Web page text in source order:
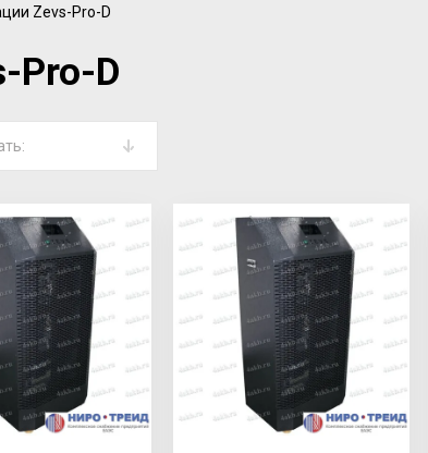
Zevs-Pro-D
Pro-D